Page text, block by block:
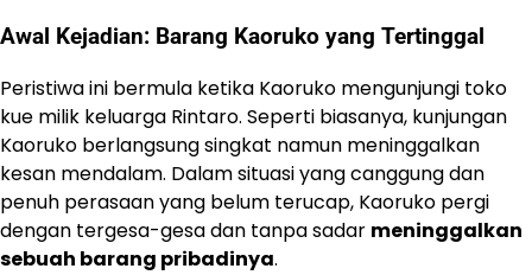
Awal Kejadian: Barang Kaoruko yang Tertinggal
Peristiwa ini bermula ketika Kaoruko mengunjungi toko
kue milik keluarga Rintaro. Seperti biasanya, kunjungan
Kaoruko berlangsung singkat namun meninggalkan
kesan mendalam. Dalam situasi yang canggung dan
penuh perasaan yang belum terucap, Kaoruko pergi
dengan tergesa-gesa dan tanpa sadar meninggalkan
sebuah barang pribadinya.